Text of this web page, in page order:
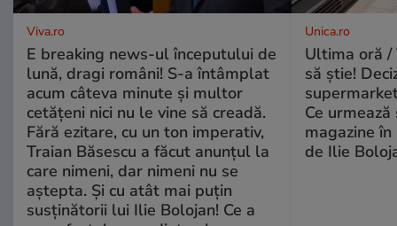
Viva.ro
E breaking news-ul începutului de
lună, dragi români! S-a întâmplat
acum câteva minute și multor
cetățeni nici nu le vine să creadă.
Fără ezitare, cu un ton imperativ,
Traian Băsescu a făcut anunțul la
care nimeni, dar nimeni nu se
aștepta. Și cu atât mai puțin
susținătorii lui Ilie Bolojan! Ce a
Unica.ro
Ultima oră /
să știe!
Ce
magazine
de Ilie